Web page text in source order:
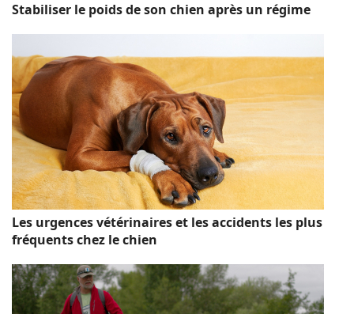
Stabiliser le poids de son chien après un régime
Les urgences vétérinaires et les accidents les plus
fréquents chez le chien